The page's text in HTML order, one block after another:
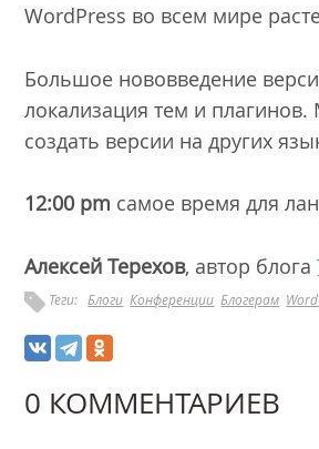
WordPress во всем мире
Большое нововведение
локализация тем и
создать версии на других
12:00 pm самое время для
Алексей Терехов, автор блога
Теги: Блоги Конференции Блогерам
0 КОММЕНТАРИЕВ